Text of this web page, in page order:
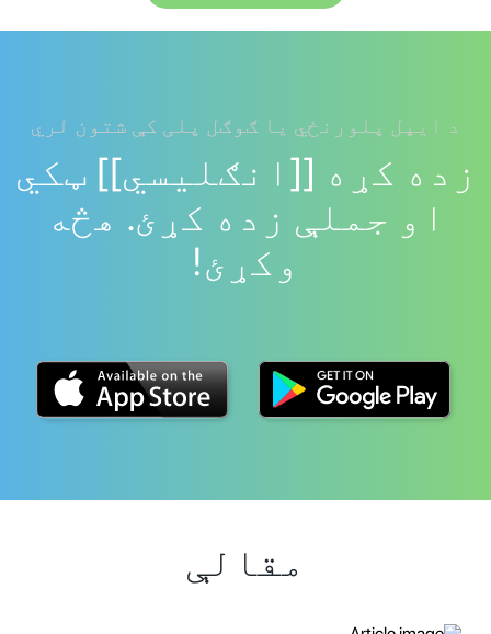
د ایپل پلورنځي یا ګوګل پلی کې شتون لري
زده کړه [[انګلیسي]] ټکي
او جملې زده کړئ. هڅه
وکړئ!
مقالې